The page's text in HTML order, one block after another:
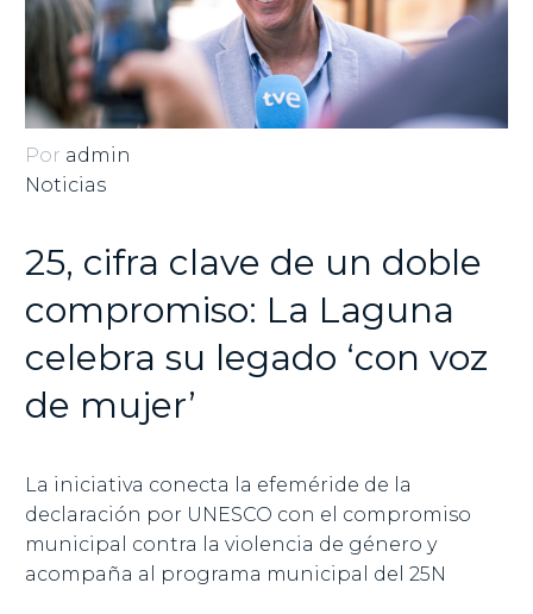
Por admin
Noticias
25, cifra clave de un doble
compromiso: La Laguna
celebra su legado ‘con voz
de mujer’
La iniciativa conecta la efeméride de la
declaración por UNESCO con el compromiso
municipal contra la violencia de género y
acompaña al programa municipal del 25N